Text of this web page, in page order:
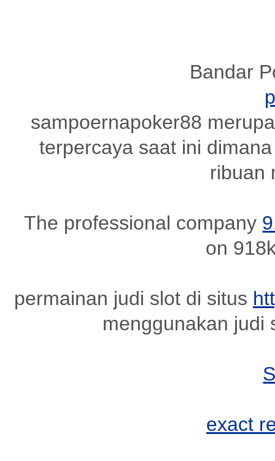
Bandar
sampoernapoker88
terpercaya saat ini
ribuan
The professional company
on
permainan judi slot di situs
menggunakan judi
exact